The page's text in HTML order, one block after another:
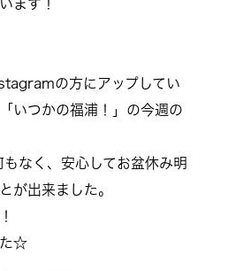
ます！
の方にアップしてい
いつかの福浦！」の今週の
なく、安心してお盆休み明
が出来ました。
た☆